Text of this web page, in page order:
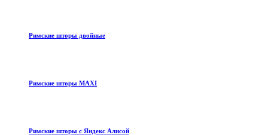
Римские шторы двойные
Римские шторы MAXI
Римские шторы с Яндекс Алисой